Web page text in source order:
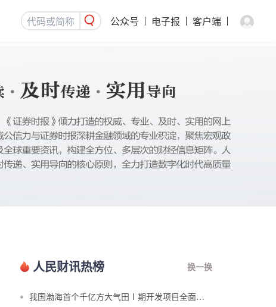
公众号 电子报 客户端
人民财讯热榜 换一换
我国渤海首个千亿方大气田Ⅰ期开发项目全面投产